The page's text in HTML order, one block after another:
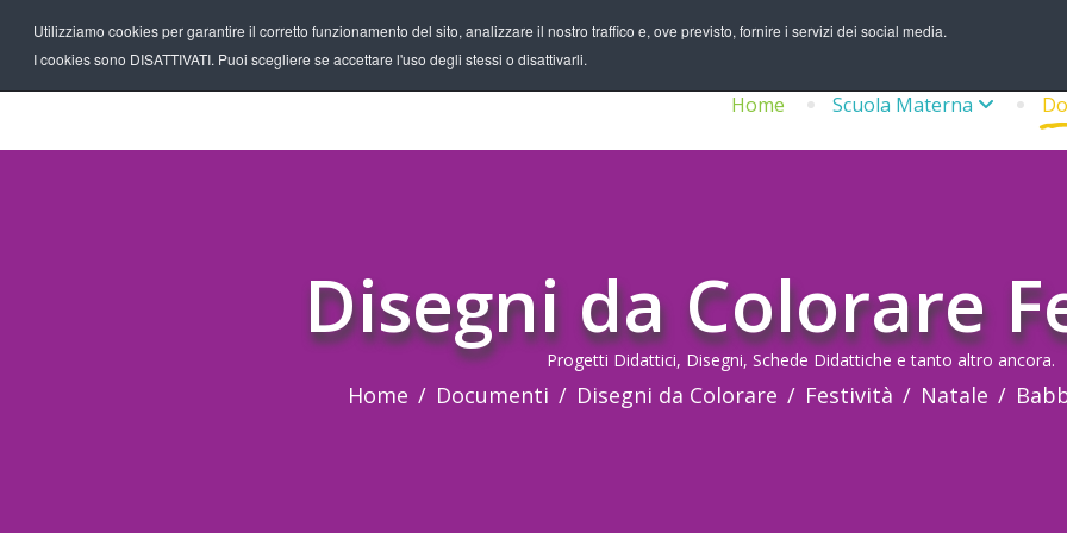
Utilizziamo cookies per garantire il corretto funzionamento del sito, analizzare il nostro traffico e, ove previsto, fornire i servizi dei social media.
I cookies sono DISATTIVATI. Puoi scegliere se accettare l'uso degli stessi o disattivarli.
Home Scuola Materna
Disegni da Colorare
Progetti Didattici, Disegni, Schede Didattiche e tanto altro ancora.
Home Documenti Disegni da Colorare Festività Natale